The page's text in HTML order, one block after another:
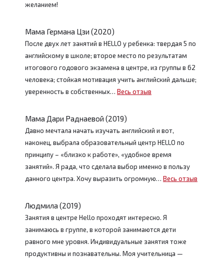
желанием!
Мама Германа Цзи (2020)
После двух лет занятий в HELLO у ребенка: твердая 5 по
английскому в школе; второе место по результатам
итогового годового экзамена в центре, из группы в 62
человека; стойкая мотивация учить английский дальше;
уверенность в собственных… Весь отзыв
Мама Дари Раднаевой (2019)
Давно мечтала начать изучать английский и вот,
наконец, выбрала образовательный центр HELLO по
принципу – «близко к работе», «удобное время
занятий». Я рада, что сделала выбор именно в пользу
данного центра. Хочу выразить огромную… Весь отзыв
Людмила (2019)
Занятия в центре Hello проходят интересно. Я
занимаюсь в группе, в которой занимаются дети
равного мне уровня. Индивидуальные занятия тоже
продуктивны и познавательны. Моя учительница —